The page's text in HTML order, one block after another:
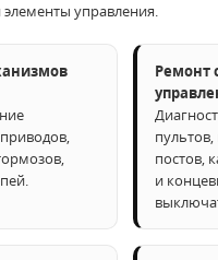
управления.
Ремонт
постов,
и